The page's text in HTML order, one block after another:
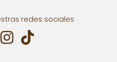
redes sociales